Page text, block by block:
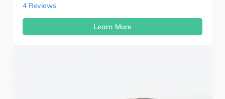
4 Reviews
Learn More